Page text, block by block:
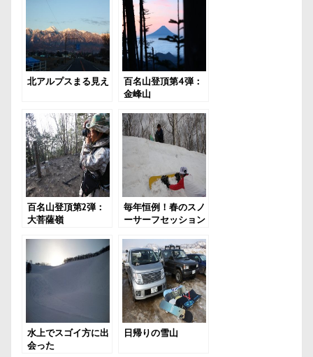
北アルプスまる見え
百名山登頂第4弾：
金峰山
百名山登頂第2弾：
大菩薩嶺
毎年恒例！春のスノ
ーサーフセッション
水上でスゴイ方に出
会った
日帰りの雪山